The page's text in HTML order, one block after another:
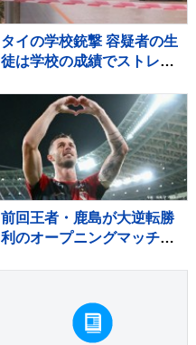
タイの学校銃撃 容疑者の生
徒は学校の成績でストレス
前回王者・鹿島が大逆転勝
利のオープニングマッチ！
幕【サッカー】